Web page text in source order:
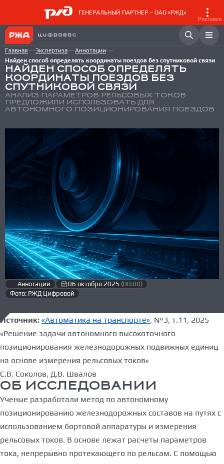
ГЕНЕРАЛЬНЫЙ ПАРТНЕР – ОАО «РЖД»
Реклама
Главная Экспертиза
Аннотации
Найден способ определять координаты поездов без спутниковой связи
НАЙДЕН СПОСОБ ОПРЕДЕЛЯТЬ
КООРДИНАТЫ ПОЕЗДОВ БЕЗ
СПУТНИКОВОЙ СВЯЗИ
АНАЛИЗ ПАРАМЕТРОВ РЕЛЬСОВЫХ ТОКОВ
ПРЕДЛОЖИЛИ ИСПОЛЬЗОВАТЬ ДЛЯ
АВТОНОМНОГО ПОЗИЦИОНИРОВАНИЯ ПОЕЗДОВ
Аннотации 06 октября 2025 (00:00)
Фото: РЖД Цифровой
Источник: «Автоматика на транспорте», №3, т.11, 2025
«Решение задачи автономного высокоточного
позиционирования железнодорожных подвижных единиц
на основе измерения рельсовых токов»
С.В. Соколов, Д.В. Швалов
ОБ ИССЛЕДОВАНИИ
Ученые разработали метод по автономному
позиционированию железнодорожных составов на путях с
использованием бортовой аппаратуры и измерения
рельсовых токов. В основе лежат расчеты параметров
тока, непрерывно протекающего по рельсам. С помощью